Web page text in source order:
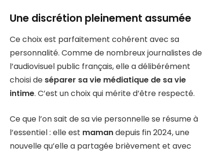
Une discrétion pleinement assumée
Ce choix est parfaitement cohérent avec sa
personnalité. Comme de nombreux journalistes de
l’audiovisuel public français, elle a délibérément
choisi de séparer sa vie médiatique de sa vie
intime. C’est un choix qui mérite d’être respecté.
Ce que l’on sait de sa vie personnelle se résume à
l’essentiel : elle est mamandepuis fin 2024, une
nouvelle qu’elle a partagée brièvement et avec